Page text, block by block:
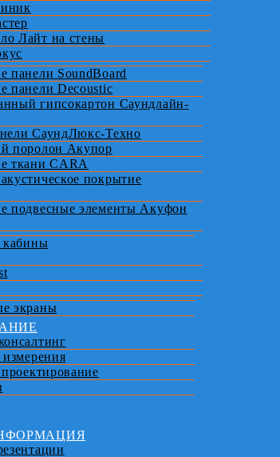
Лайт на стены
панели SoundBoard
панели Decoustic
гипсокартон Саундлайн-
СаундЛюкс-Техно
поролон Акупор
ткани CARA
покрытие
подвесные элементы Акуфон
кабины
экраны